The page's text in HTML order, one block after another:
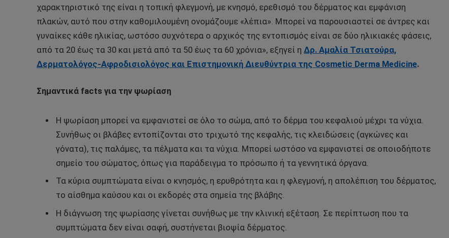
χαρακτηριστικό της είναι η τοπική φλεγμονή, με κνησμό, ερεθισμό του δέρματος και εμφάνιση
πλακών, αυτό που στην καθομιλουμένη ονομάζουμε «λέπια». Μπορεί να παρουσιαστεί σε άντρες και
γυναίκες κάθε ηλικίας, ωστόσο συχνότερα ο αρχικός της εντοπισμός είναι σε δύο ηλικιακές φάσεις,
από τα 20 έως τα 30 και μετά από τα 50 έως τα 60 χρόνια», εξηγεί η Δρ. Αμαλία Τσιατούρα,
Δερματολόγος-Αφροδισιολόγος και Επιστημονική Διευθύντρια της Cosmetic Derma Medicine.
Σημαντικά facts για την ψωρίαση
Η ψωρίαση μπορεί να εμφανιστεί σε όλο το σώμα, από το δέρμα του κεφαλιού μέχρι τα νύχια.
Συνήθως οι βλάβες εντοπίζονται στο τριχωτό της κεφαλής, τις κλειδώσεις (αγκώνες και
γόνατα), τις παλάμες, τα πέλματα και τα νύχια. Μπορεί ωστόσο να εμφανιστεί σε οποιοδήποτε
σημείο του σώματος, όπως για παράδειγμα το πρόσωπο ή τα γεννητικά όργανα.
Τα κύρια συμπτώματα είναι ο κνησμός, η ερυθρότητα και η φλεγμονή, η απολέπιση του δέρματος,
το αίσθημα καύσου και οι εκδορές στα σημεία της βλάβης.
Η διάγνωση της ψωρίασης γίνεται συνήθως με την κλινική εξέταση. Σε περίπτωση που τα
συμπτώματα δεν είναι σαφή, συστήνεται βιοψία δέρματος.